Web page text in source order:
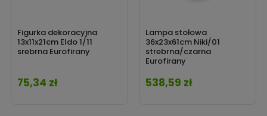
Figurka dekoracyjna
13x11x21cm Eldo 1/11
srebrna Eurofirany
Cena
75,34 zł
Lampa stołowa
36x23x61cm Niki/01
strebrna/czarna
Eurofirany
Cena
538,59 zł